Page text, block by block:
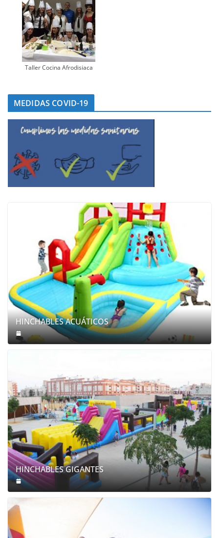
Taller Cocina Afrodisiaca
MEDIDAS COVID-19
HINCHABLES ACUÁTICOS
HINCHABLES GIGANTES